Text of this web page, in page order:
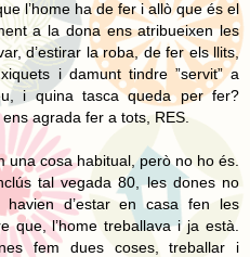
l’home ha de fer i allò que és el
a la dona ens atribueixen les
d’estirar la roba, de fer els llits,
i damunt tindre ”servit” a
i quina tasca queda per fer?
agrada fer a tots, RES.
una cosa habitual, però no ho és.
tal vegada 80, les dones no
havien d’estar en casa fen les
que, l’home treballava i ja està.
fem dues coses, treballar i